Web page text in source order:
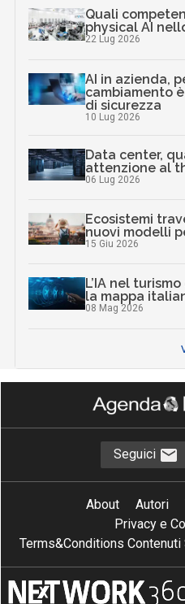
Quali
physical AI
22 Lug 2026
AI in azienda,
cambiamento
di sicurezza
10 Lug 2026
Data center,
attenzione al
06 Lug 2026
Ecosistemi
nuovi modelli
15 Giu 2026
L’IA nel
la mappa
08 Mag 2026
Seguici
About Autori
Privacy e
Terms&Conditions